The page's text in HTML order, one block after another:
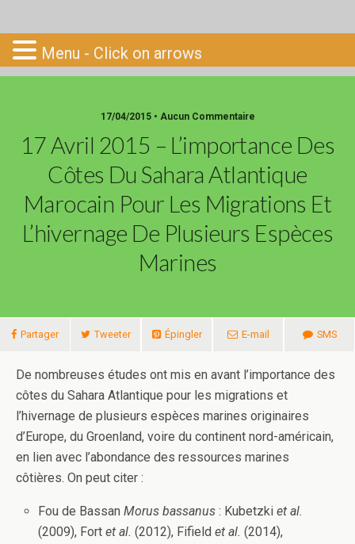
Go-South
17/04/2015 • Aucun Commentaire
17 Avril 2015 – L’importance Des
Côtes Du Sahara Atlantique
Marocain Pour Les Migrations Et
L’hivernage De Plusieurs Espèces
Marines
Partager Tweeter Épingler E-mail SMS
De nombreuses études ont mis en avant l’importance des
côtes du Sahara Atlantique pour les migrations et
l’hivernage de plusieurs espèces marines originaires
d’Europe, du Groenland, voire du continent nord-américain,
en lien avec l’abondance des ressources marines
côtières. On peut citer :
Fou de BassanMorus bassanus: Kubetzkiet al.
(2009), Fortet al. (2012), Fifieldet al. (2014),
Menu - Click on arrows